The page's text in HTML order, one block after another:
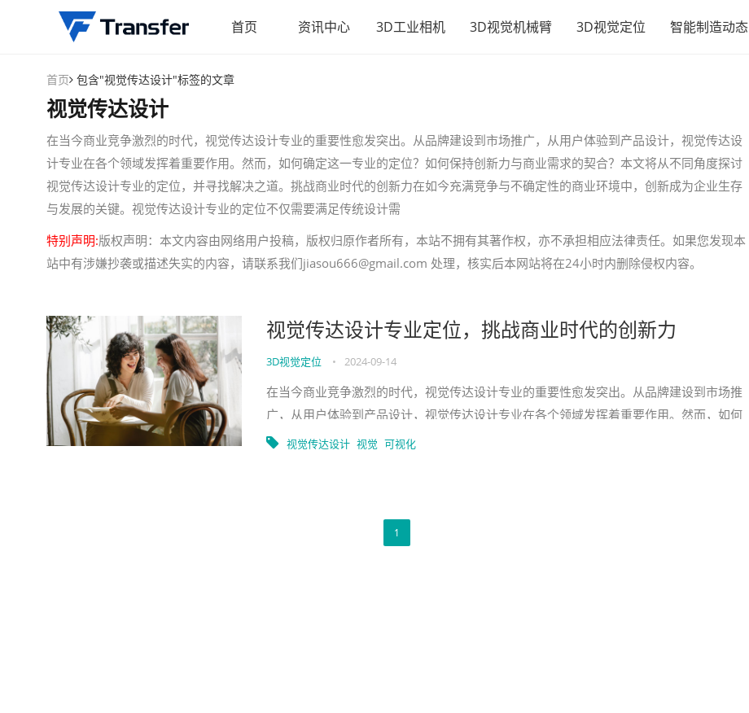
首页 资讯中心 3D工业相机 3D视觉机械臂 3D视觉定位 智能制造动态
首页 包含"视觉传达设计"标签的文章
视觉传达设计
在当今商业竞争激烈的时代，视觉传达设计专业的重要性愈发突出。从品牌建设到市场推广，从用户体验到产品设计，视觉传达设
计专业在各个领域发挥着重要作用。然而，如何确定这一专业的定位？如何保持创新力与商业需求的契合？本文将从不同角度探讨
视觉传达设计专业的定位，并寻找解决之道。挑战商业时代的创新力在如今充满竞争与不确定性的商业环境中，创新成为企业生存
与发展的关键。视觉传达设计专业的定位不仅需要满足传统设计需
特别声明:版权声明：本文内容由网络用户投稿，版权归原作者所有，本站不拥有其著作权，亦不承担相应法律责任。如果您发现本
站中有涉嫌抄袭或描述失实的内容，请联系我们jiasou666@gmail.com 处理，核实后本网站将在24小时内删除侵权内容。
视觉传达设计专业定位，挑战商业时代的创新力
3D视觉定位 • 2024-09-14
在当今商业竞争激烈的时代，视觉传达设计专业的重要性愈发突出。从品牌建设到市场推
广，从用户体验到产品设计，视觉传达设计专业在各个领域发挥着重要作用。然而，如何
确定这一专业的定位？如何保持创新力与商业需求
视觉传达设计 视觉 可视化
1